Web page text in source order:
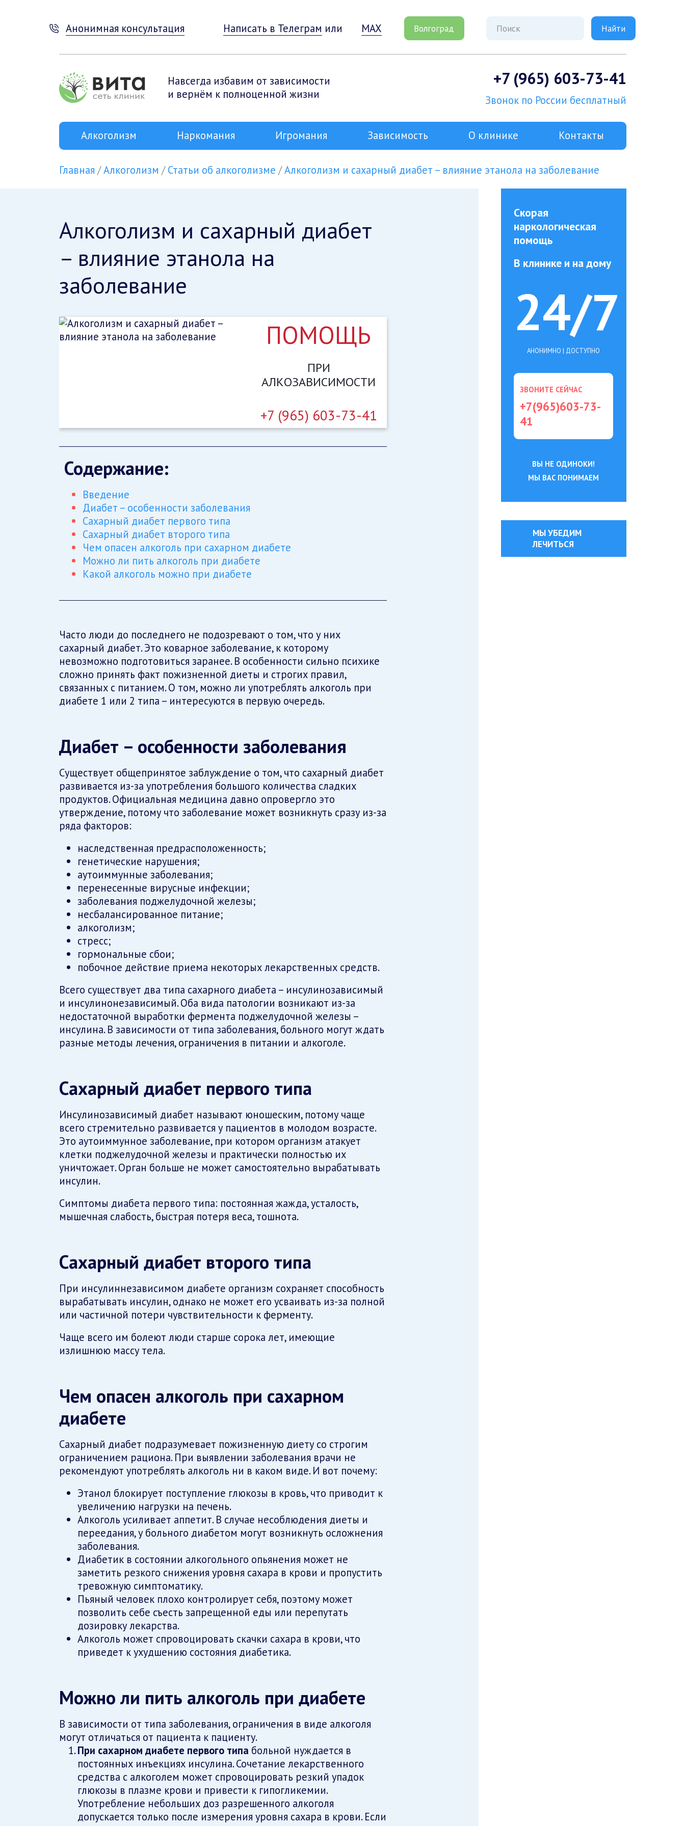
Анонимная консультация Написать в Телеграм или MAX Волгоград
Навсегда избавим от зависимости
и вернём к полноценной жизни
+7 (965) 603-73-41
Звонок по России бесплатный
Алкоголизм Наркомания Игромания Зависимость О клинике Контакты
Главная Алкоголизм Статьи об алкоголизме Алкоголизм и сахарный диабет – влияние этанола на заболевание
Алкоголизм и сахарный диабет
– влияние этанола на
заболевание
ПОМОЩЬ
ПРИ
АЛКОЗАВИСИМОСТИ
+7 (965) 603-73-41
Содержание:
Введение
Диабет – особенности заболевания
Сахарный диабет первого типа
Сахарный диабет второго типа
Чем опасен алкоголь при сахарном диабете
Можно ли пить алкоголь при диабете
Какой алкоголь можно при диабете
Часто люди до последнего не подозревают о том, что у них
сахарный диабет. Это коварное заболевание, к которому
невозможно подготовиться заранее. В особенности сильно психике
сложно принять факт пожизненной диеты и строгих правил,
связанных с питанием. О том, можно ли употреблять алкоголь при
диабете 1 или 2 типа – интересуются в первую очередь.
Диабет – особенности заболевания
Существует общепринятое заблуждение о том, что сахарный диабет
развивается из-за употребления большого количества сладких
продуктов. Официальная медицина давно опровергло это
утверждение, потому что заболевание может возникнуть сразу из-за
ряда факторов:
наследственная предрасположенность;
генетические нарушения;
аутоиммунные заболевания;
перенесенные вирусные инфекции;
заболевания поджелудочной железы;
несбалансированное питание;
алкоголизм;
стресс;
гормональные сбои;
побочное действие приема некоторых лекарственных средств.
Всего существует два типа сахарного диабета – инсулинозависимый
и инсулинонезависимый. Оба вида патологии возникают из-за
недостаточной выработки фермента поджелудочной железы –
инсулина. В зависимости от типа заболевания, больного могут ждать
разные методы лечения, ограничения в питании и алкоголе.
Сахарный диабет первого типа
Инсулинозависимый диабет называют юношеским, потому чаще
всего стремительно развивается у пациентов в молодом возрасте.
Это аутоиммунное заболевание, при котором организм атакует
клетки поджелудочной железы и практически полностью их
уничтожает. Орган больше не может самостоятельно вырабатывать
инсулин.
Симптомы диабета первого типа: постоянная жажда, усталость,
мышечная слабость, быстрая потеря веса, тошнота.
Сахарный диабет второго типа
При инсулиннезависимом диабете организм сохраняет способность
вырабатывать инсулин, однако не может его усваивать из-за полной
или частичной потери чувствительности к ферменту.
Чаще всего им болеют люди старше сорока лет, имеющие
излишнюю массу тела.
Чем опасен алкоголь при сахарном
диабете
Сахарный диабет подразумевает пожизненную диету со строгим
ограничением рациона. При выявлении заболевания врачи не
рекомендуют употреблять алкоголь ни в каком виде. И вот почему:
Этанол блокирует поступление глюкозы в кровь, что приводит к
увеличению нагрузки на печень.
Алкоголь усиливает аппетит. В случае несоблюдения диеты и
переедания, у больного диабетом могут возникнуть осложнения
заболевания.
Диабетик в состоянии алкогольного опьянения может не
заметить резкого снижения уровня сахара в крови и пропустить
тревожную симптоматику.
Пьяный человек плохо контролирует себя, поэтому может
позволить себе съесть запрещенной еды или перепутать
дозировку лекарства.
Алкоголь может спровоцировать скачки сахара в крови, что
приведет к ухудшению состояния диабетика.
Можно ли пить алкоголь при диабете
В зависимости от типа заболевания, ограничения в виде алкоголя
могут отличаться от пациента к пациенту.
При сахарном диабете первого типа больной нуждается в
постоянных инъекциях инсулина. Сочетание лекарственного
средства с алкоголем может спровоцировать резкий упадок
глюкозы в плазме крови и привести к гипогликемии.
Употребление небольших доз разрешенного алкоголя
допускается только после измерения уровня сахара в крови. Если
Скорая
наркологическая
помощь
В клинике и на дому
24/7
АНОНИМНО | ДОСТУПНО
ЗВОНИТЕ СЕЙЧАС
+7(965)603-73-
41
ВЫ НЕ ОДИНОКИ!
МЫ ВАС ПОНИМАЕМ
МЫ УБЕДИМ
ЛЕЧИТЬСЯ